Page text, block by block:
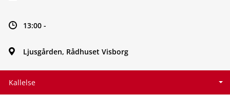
13:00 -
Ljusgården, Rådhuset Visborg
Kallelse